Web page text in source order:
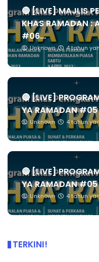
🔴 [LIVE] MAJLIS
KHAS RAMADAN :
#06...
Unknown 4 tahun
🔴 [LIVE]
YA RAMADAN #05
Unknown 4 tahun
🔴 [LIVE]
YA RAMADAN #05
Unknown 4 tahun
TERKINI!